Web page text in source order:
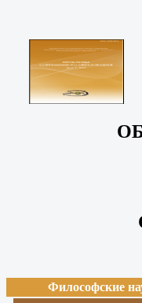
Философские